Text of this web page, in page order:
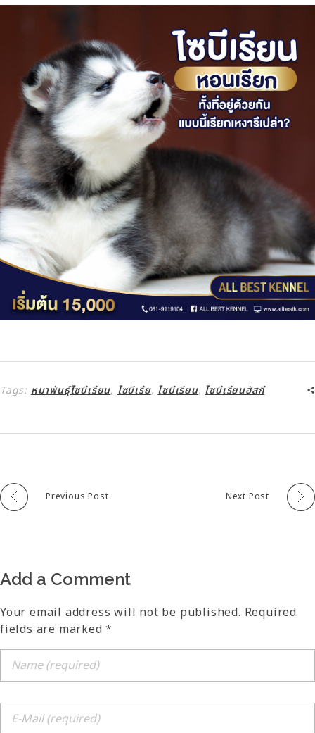
Tags: หมาพันธุ์ไซบีเรียน, ไซบีเรีย, ไซบีเรียน, ไซบีเรียนฮัสกี
Previous Post Next Post
Add a Comment
Your email address will not be published. Required
fields are marked *